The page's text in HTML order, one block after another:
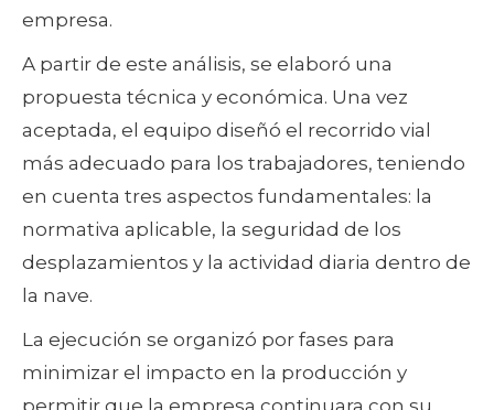
empresa.
A partir de este análisis, se elaboró una
propuesta técnica y económica. Una vez
aceptada, el equipo diseñó el recorrido vial
más adecuado para los trabajadores, teniendo
en cuenta tres aspectos fundamentales: la
normativa aplicable, la seguridad de los
desplazamientos y la actividad diaria dentro de
la nave.
La ejecución se organizó por fases para
minimizar el impacto en la producción y